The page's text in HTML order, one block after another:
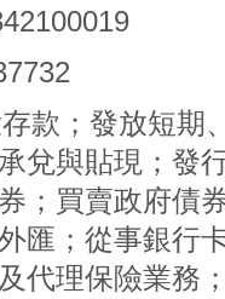
款；發放短期
兌與貼現；發
；買賣政府債
匯；從事銀行
代理保險業務